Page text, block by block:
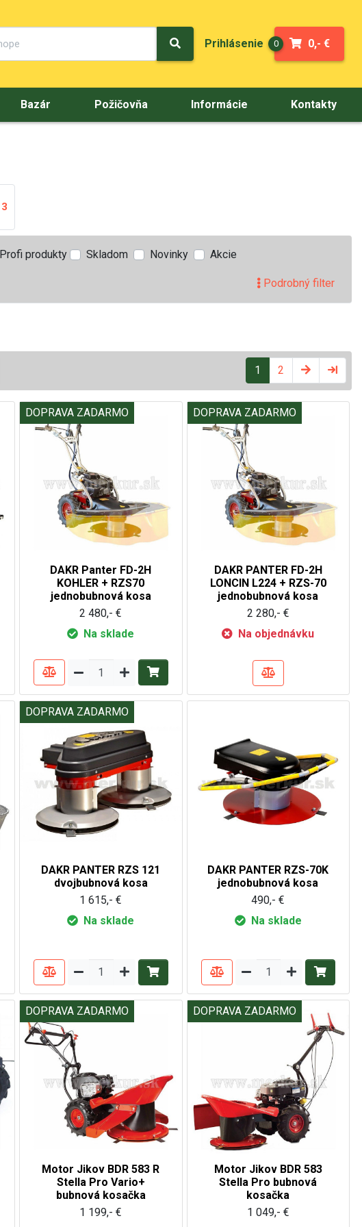
Prihlásenie 0 0,- €
Bazár Požičovňa Informácie Kontakty
3
Profi produkty Skladom Novinky Akcie
Podrobný filter
1 2
DOPRAVA ZADARMO
DAKR Panter FD-2H
KOHLER + RZS70
jednobubnová kosa
2 480,- €
Na sklade
DOPRAVA ZADARMO
DAKR PANTER FD-2H
LONCIN L224 + RZS-70
jednobubnová kosa
2 280,- €
Na objednávku
DOPRAVA ZADARMO
DAKR PANTER RZS 121
dvojbubnová kosa
1 615,- €
Na sklade
DAKR PANTER RZS-70K
jednobubnová kosa
490,- €
Na sklade
DOPRAVA ZADARMO
Motor Jikov BDR 583 R
Stella Pro Vario+
bubnová kosačka
1 199,- €
DOPRAVA ZADARMO
Motor Jikov BDR 583
Stella Pro bubnová
kosačka
1 049,- €